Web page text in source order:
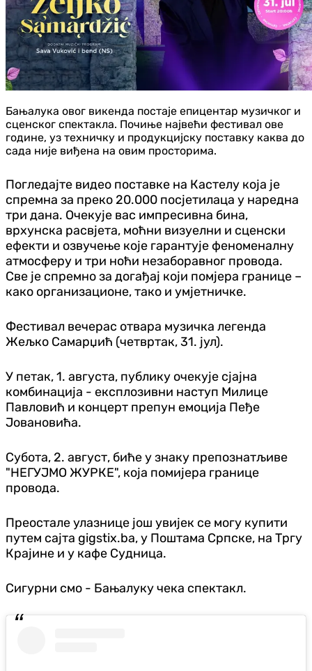
Бањалука овог викенда постаје епицентар музичког и
сценског спектакла. Почиње највећи фестивал ове
године, уз техничку и продукцијску поставку каква до
сада није виђена на овим просторима.
Погледајте видео поставке на Кастелу која је
спремна за преко 20.000 посјетилаца у наредна
три дана. Очекује вас импресивна бина,
врхунска расвјета, моћни визуелни и сценски
ефекти и озвучење које гарантује феноменалну
атмосферу и три ноћи незаборавног провода.
Све је спремно за догађај који помјера границе –
како организационе, тако и умјетничке.
Фестивал вечерас отвара музичка легенда
Жељко Самарџић (четвртак, 31. јул).
У петак, 1. августа, публику очекује сјајна
комбинација - експлозивни наступ Милице
Павловић и концерт препун емоција Пеђе
Јовановића.
Субота, 2. август, биће у знаку препознатљиве
"НЕГУЈМО ЖУРКЕ", која помијера границе
провода.
Преостале улазнице још увијек се могу купити
путем сајта gigstix.ba, у Поштама Српске, на Тргу
Крајине и у кафе Судница.
Сигурни смо - Бањалуку чека спектакл.